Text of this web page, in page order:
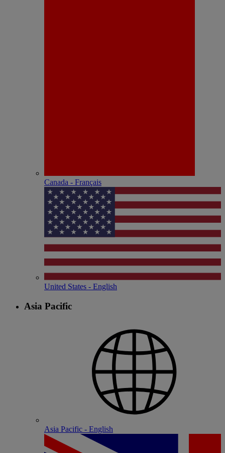
Canada - Français
United States - English
Asia Pacific
Asia Pacific - English